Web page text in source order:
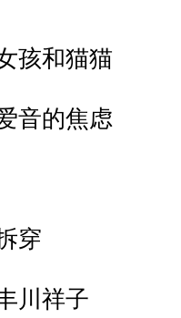
孩和猫猫
音的焦虑
穿
川祥子